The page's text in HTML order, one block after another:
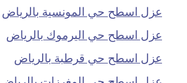
عزل اسطح حي المونسية بالرياض
عزل اسطح حي اليرموك بالرياض
عزل اسطح حي قرطبة بالرياض